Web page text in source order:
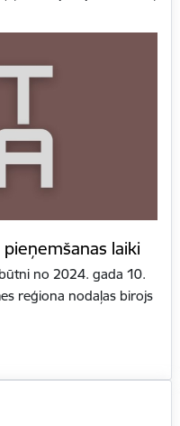
laiki
no 2024. gada 10.
reģiona nodaļas birojs